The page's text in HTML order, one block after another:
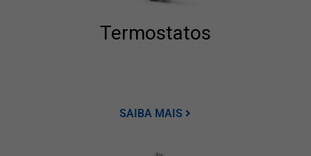
Termostatos
SAIBA MAIS